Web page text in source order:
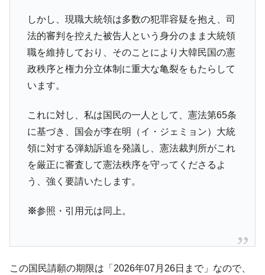
しかし、現職大統領は多数の犯罪容疑を抱え、司
法的審判を控えた被告人という身分のまま大統領
職を維持しており、そのことにより大韓民国の憲
政秩序と権力分立体制に重大な亀裂をもたらして
います。
これに対し、私は国民の一人として、憲法第65条
に基づき、国会が李在明（イ・ジェミョン）大統
領に対する弾劾訴追を発議し、憲法裁判所がこれ
を厳正に審査して憲法秩序を守ってくださるよ
う、強く要請いたします。
※参照・引用元は同上。
この国民請願の期限は「2026年07月26日まで」なので、